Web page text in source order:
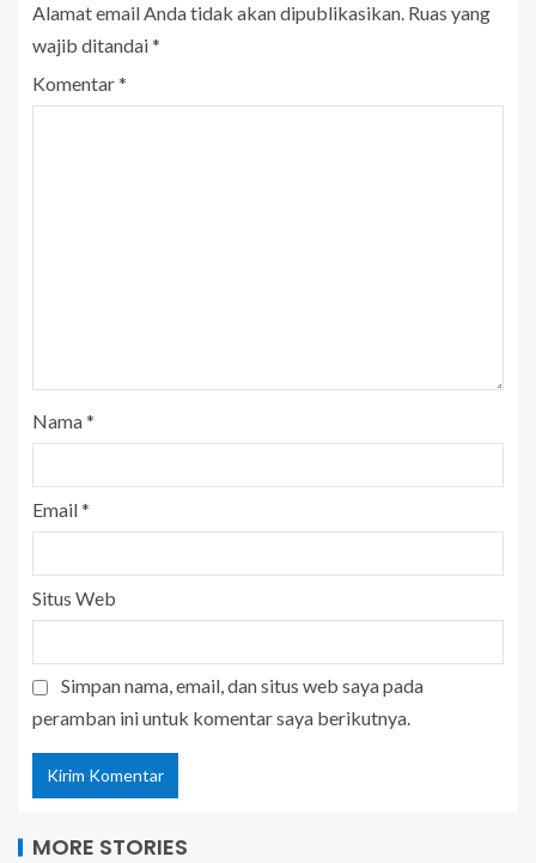
Alamat email Anda tidak akan dipublikasikan. Ruas yang
wajib ditandai*
Komentar*
Nama*
Email*
Situs Web
Simpan nama, email, dan situs web saya pada
peramban ini untuk komentar saya berikutnya.
MORE STORIES